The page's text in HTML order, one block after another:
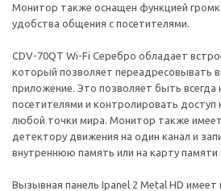
Монитор также оснащен функцией
удобства общения с посетителями.
CDV-70QT Wi-Fi Серебро обладает
который позволяет переадресовывать
приложение. Это позволяет быть всегда
посетителями и контролировать доступ
любой точки мира. Монитор также
детектору движения на один канал и
внутреннюю память или на карту памяти
Вызывная панель Ipanel 2 Metal HD